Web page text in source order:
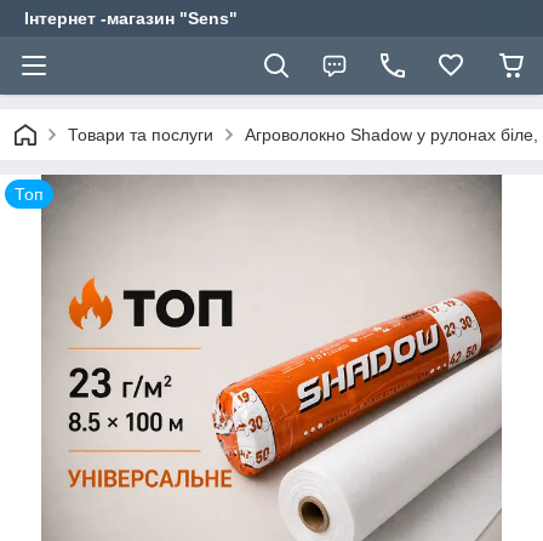
Інтернет -магазин "Sens"
Товари та послуги Агроволокно Shadow у рулонах
Топ